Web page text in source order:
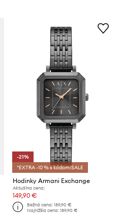
-21%
*EXTRA -10 % s kódom:SALE
Hodinky Armani Exchange
Aktuálna cena:
149,90 €
Bežná cena:189,90 €
Najnižšia cena:189,90 €